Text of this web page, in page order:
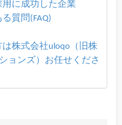
用に成功した企業
質問(FAQ)
株式会社uloqo（旧株
ョンズ）お任せくださ